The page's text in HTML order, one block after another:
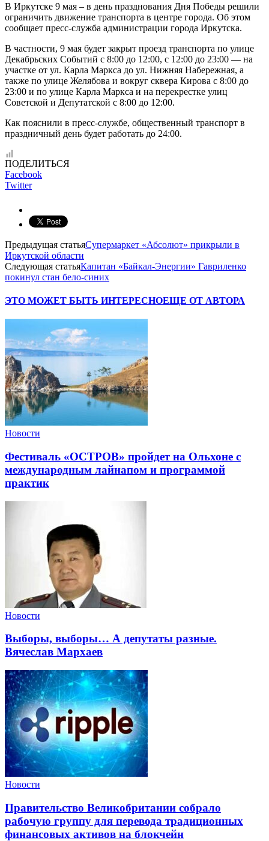
В Иркутске 9 мая – в день празднования Дня Победы решили
ограничить движение транспорта в центре города. Об этом
сообщает пресс-служба администрации города Иркутска.
В частности, 9 мая будет закрыт проезд транспорта по улице
Декабрьских Событий с 8:00 до 12:00, с 12:00 до 23:00 — на
участке от ул. Карла Маркса до ул. Нижняя Набережная, а
также по улице Желябова и вокруг сквера Кирова с 8:00 до
23:00 и по улице Карла Маркса и на перекрестке улиц
Советской и Депутатской с 8:00 до 12:00.
Как пояснили в пресс-службе, общественный транспорт в
праздничный день будет работать до 24:00.
ПОДЕЛИТЬСЯ
Facebook
Twitter
Предыдущая статьяСупермаркет «Абсолют» прикрыли в
Иркутской области
Следующая статьяКапитан «Байкал-Энергии» Гавриленко
покинул стан бело-синих
ЭТО МОЖЕТ БЫТЬ ИНТЕРЕСНОЕЩЕ ОТ АВТОРА
Новости
Фестиваль «ОСТРОВ» пройдет на Ольхоне с
международным лайнапом и программой
практик
Новости
Выборы, выборы… А депутаты разные.
Вячеслав Мархаев
Новости
Правительство Великобритании собрало
рабочую группу для перевода традиционных
финансовых активов на блокчейн